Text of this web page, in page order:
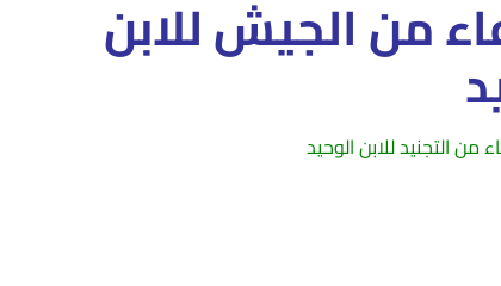
من الجيش للابن
التجنيد للابن الوحيد